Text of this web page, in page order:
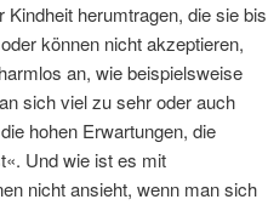
herumtragen, die sie bis
können nicht akzeptieren,
an, wie beispielsweise
sich viel zu sehr oder auch
hohen Erwartungen, die
Und wie ist es mit
nicht ansieht, wenn man sich